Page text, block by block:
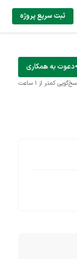
ثبت سریع پروژه
دعوت به همکاری
کمتر از 1 ساعت